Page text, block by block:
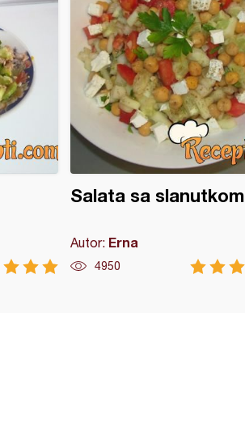
Salata sa slanutkom
Autor: Erna
4950